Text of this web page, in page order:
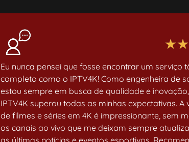
Eu nunca pensei que fosse encontrar um serviço
completo como o IPTV4K! Como engenheira de
estou sempre em busca de qualidade e
IPTV4K superou todas as minhas expectativas. A
de filmes e séries em 4K é impressionante, sem
os canais ao vivo que me deixam sempre
as últimas notícias e eventos esportivos.